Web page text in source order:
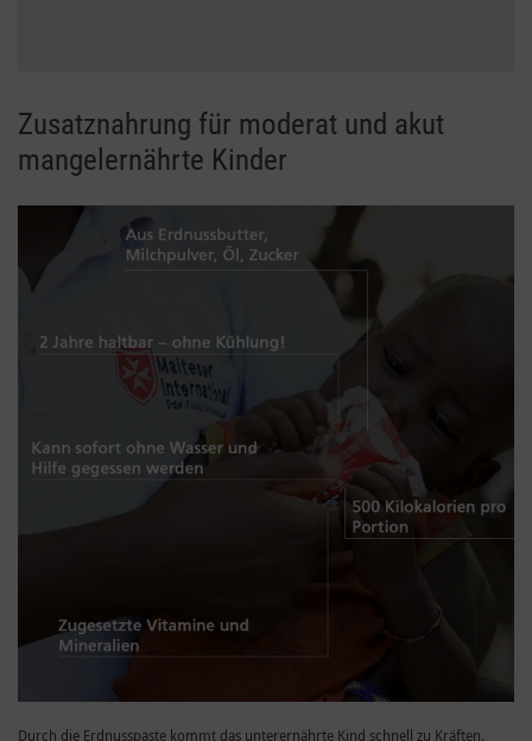
Zusatznahrung für moderat und akut
mangelernährte Kinder
Durch die Erdnusspaste kommt das unterernährte Kind schnell zu Kräften.